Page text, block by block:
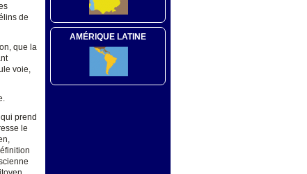
de
que la
voie,
prend
le
AMÉRIQUE LATINE